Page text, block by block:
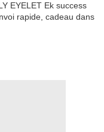
EYELET Ek success
rapide, cadeau dans